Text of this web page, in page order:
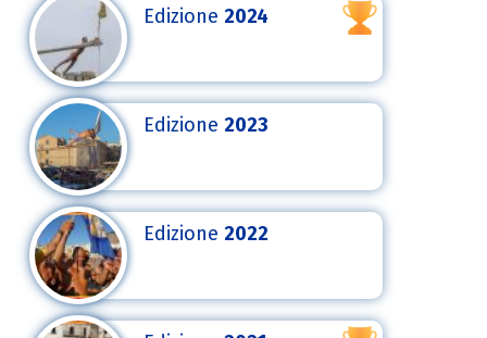
Edizione2024
Edizione2023
Edizione2022